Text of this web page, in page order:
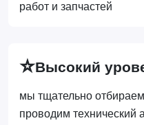
работ и запчастей
⭐Высокий
мы тщательно
проводим технический